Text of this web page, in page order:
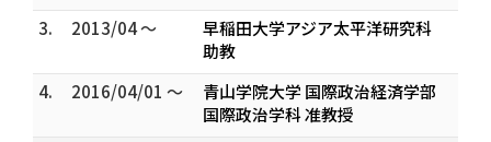
3.
2013/04 ～
早稲田大学アジア太平洋研究科
助教
4.
2016/04/01 ～
青山学院大学 国際政治経済学部
国際政治学科 准教授